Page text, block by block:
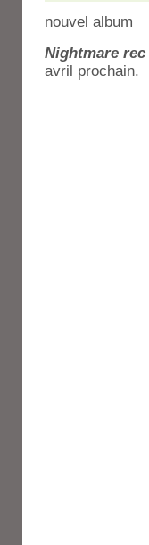
nouvel album
Nightmare rec
avril prochain.